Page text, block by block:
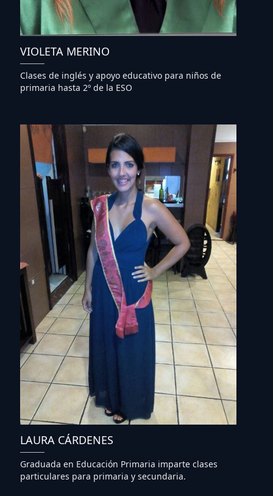
VIOLETA MERINO
Clases de inglés y apoyo educativo para niños de
primaria hasta 2º de la ESO
LAURA CÁRDENES
Graduada en Educación Primaria imparte clases
particulares para primaria y secundaria.